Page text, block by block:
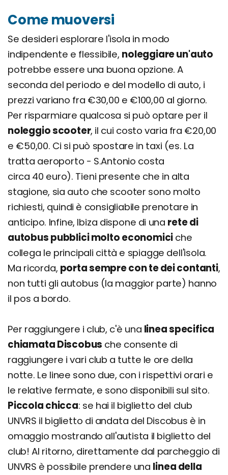
Come muoversi
Se desideri esplorare l'isola in modo
indipendente e flessibile, noleggiare un'auto
potrebbe essere una buona opzione. A
seconda del periodo e del modello di auto, i
prezzi variano fra €30,00 e €100,00 al giorno.
Per risparmiare qualcosa si può optare per il
noleggio scooter, il cui costo varia fra €20,00
e €50,00. Ci si può spostare in taxi (es. La
tratta aeroporto - S.Antonio costa
circa 40 euro). Tieni presente che in alta
stagione, sia auto che scooter sono molto
richiesti, quindi è consigliabile prenotare in
anticipo. Infine, Ibiza dispone di una rete di
autobus pubblici molto economici che
collega le principali città e spiagge dell'isola.
Ma ricorda, porta sempre con te dei contanti,
non tutti gli autobus (la maggior parte) hanno
il pos a bordo.
Per raggiungere i club, c'è una linea specifica
chiamata Discobus che consente di
raggiungere i vari club a tutte le ore della
notte. Le linee sono due, con i rispettivi orari e
le relative fermate, e sono disponibili sul sito.
Piccola chicca: se hai il biglietto del club
UNVRS il biglietto di andata del Discobus è in
omaggio mostrando all'autista il biglietto del
club! Al ritorno, direttamente dal parcheggio di
UNVRS è possibile prendere una linea della